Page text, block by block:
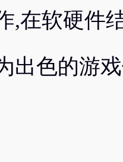
,在软硬件
出色的游